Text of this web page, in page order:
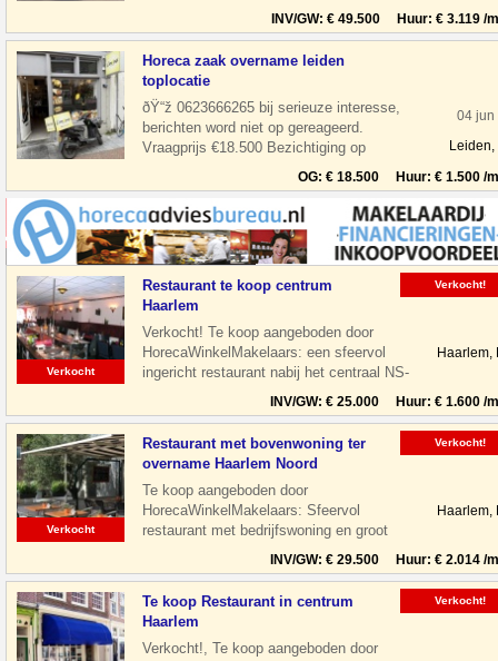
een groot winkelcentrum Wink
INV/GW: € 49.500 Huur: € 3.119 /
Horeca zaak overname leiden
toplocatie
ðŸ“ž 0623666265 bij serieuze interesse,
berichten word niet op gereageerd.
Vraagprijs €18.500 Bezichtiging op
afspraak Overname horeca zaak in leiden
04 jun
Leiden,
OG: € 18.500 Huur: € 1.500 /
Verkocht
Restaurant te koop centrum
Haarlem
Verkocht! Te koop aangeboden door
HorecaWinkelMakelaars: een sfeervol
ingericht restaurant nabij het centraal NS-
Station te Haarlem. Het restaurant is
Haarlem,
INV/GW: € 25.000 Huur: € 1.600 /
Verkocht!
Verkocht
Restaurant met bovenwoning ter
overname Haarlem Noord
Te koop aangeboden door
HorecaWinkelMakelaars: Sfeervol
restaurant met bedrijfswoning en groot
terras gelegen aan de Floresstraat in
Haarlem Noord. De
Haarlem,
INV/GW: € 29.500 Huur: € 2.014 /
Verkocht!
Te koop Restaurant in centrum
Haarlem
Verkocht!, Te koop aangeboden door
Verkocht!